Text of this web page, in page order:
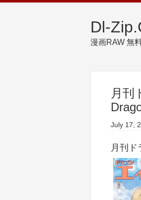
Dl-
漫画RAW 無
月刊
July 17,
月刊ド